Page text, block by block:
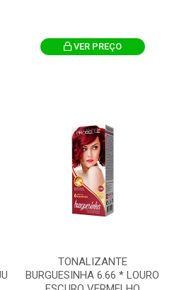
VER PREÇO
TONALIZANTE
BURGUESINHA 6.66 * LOURO